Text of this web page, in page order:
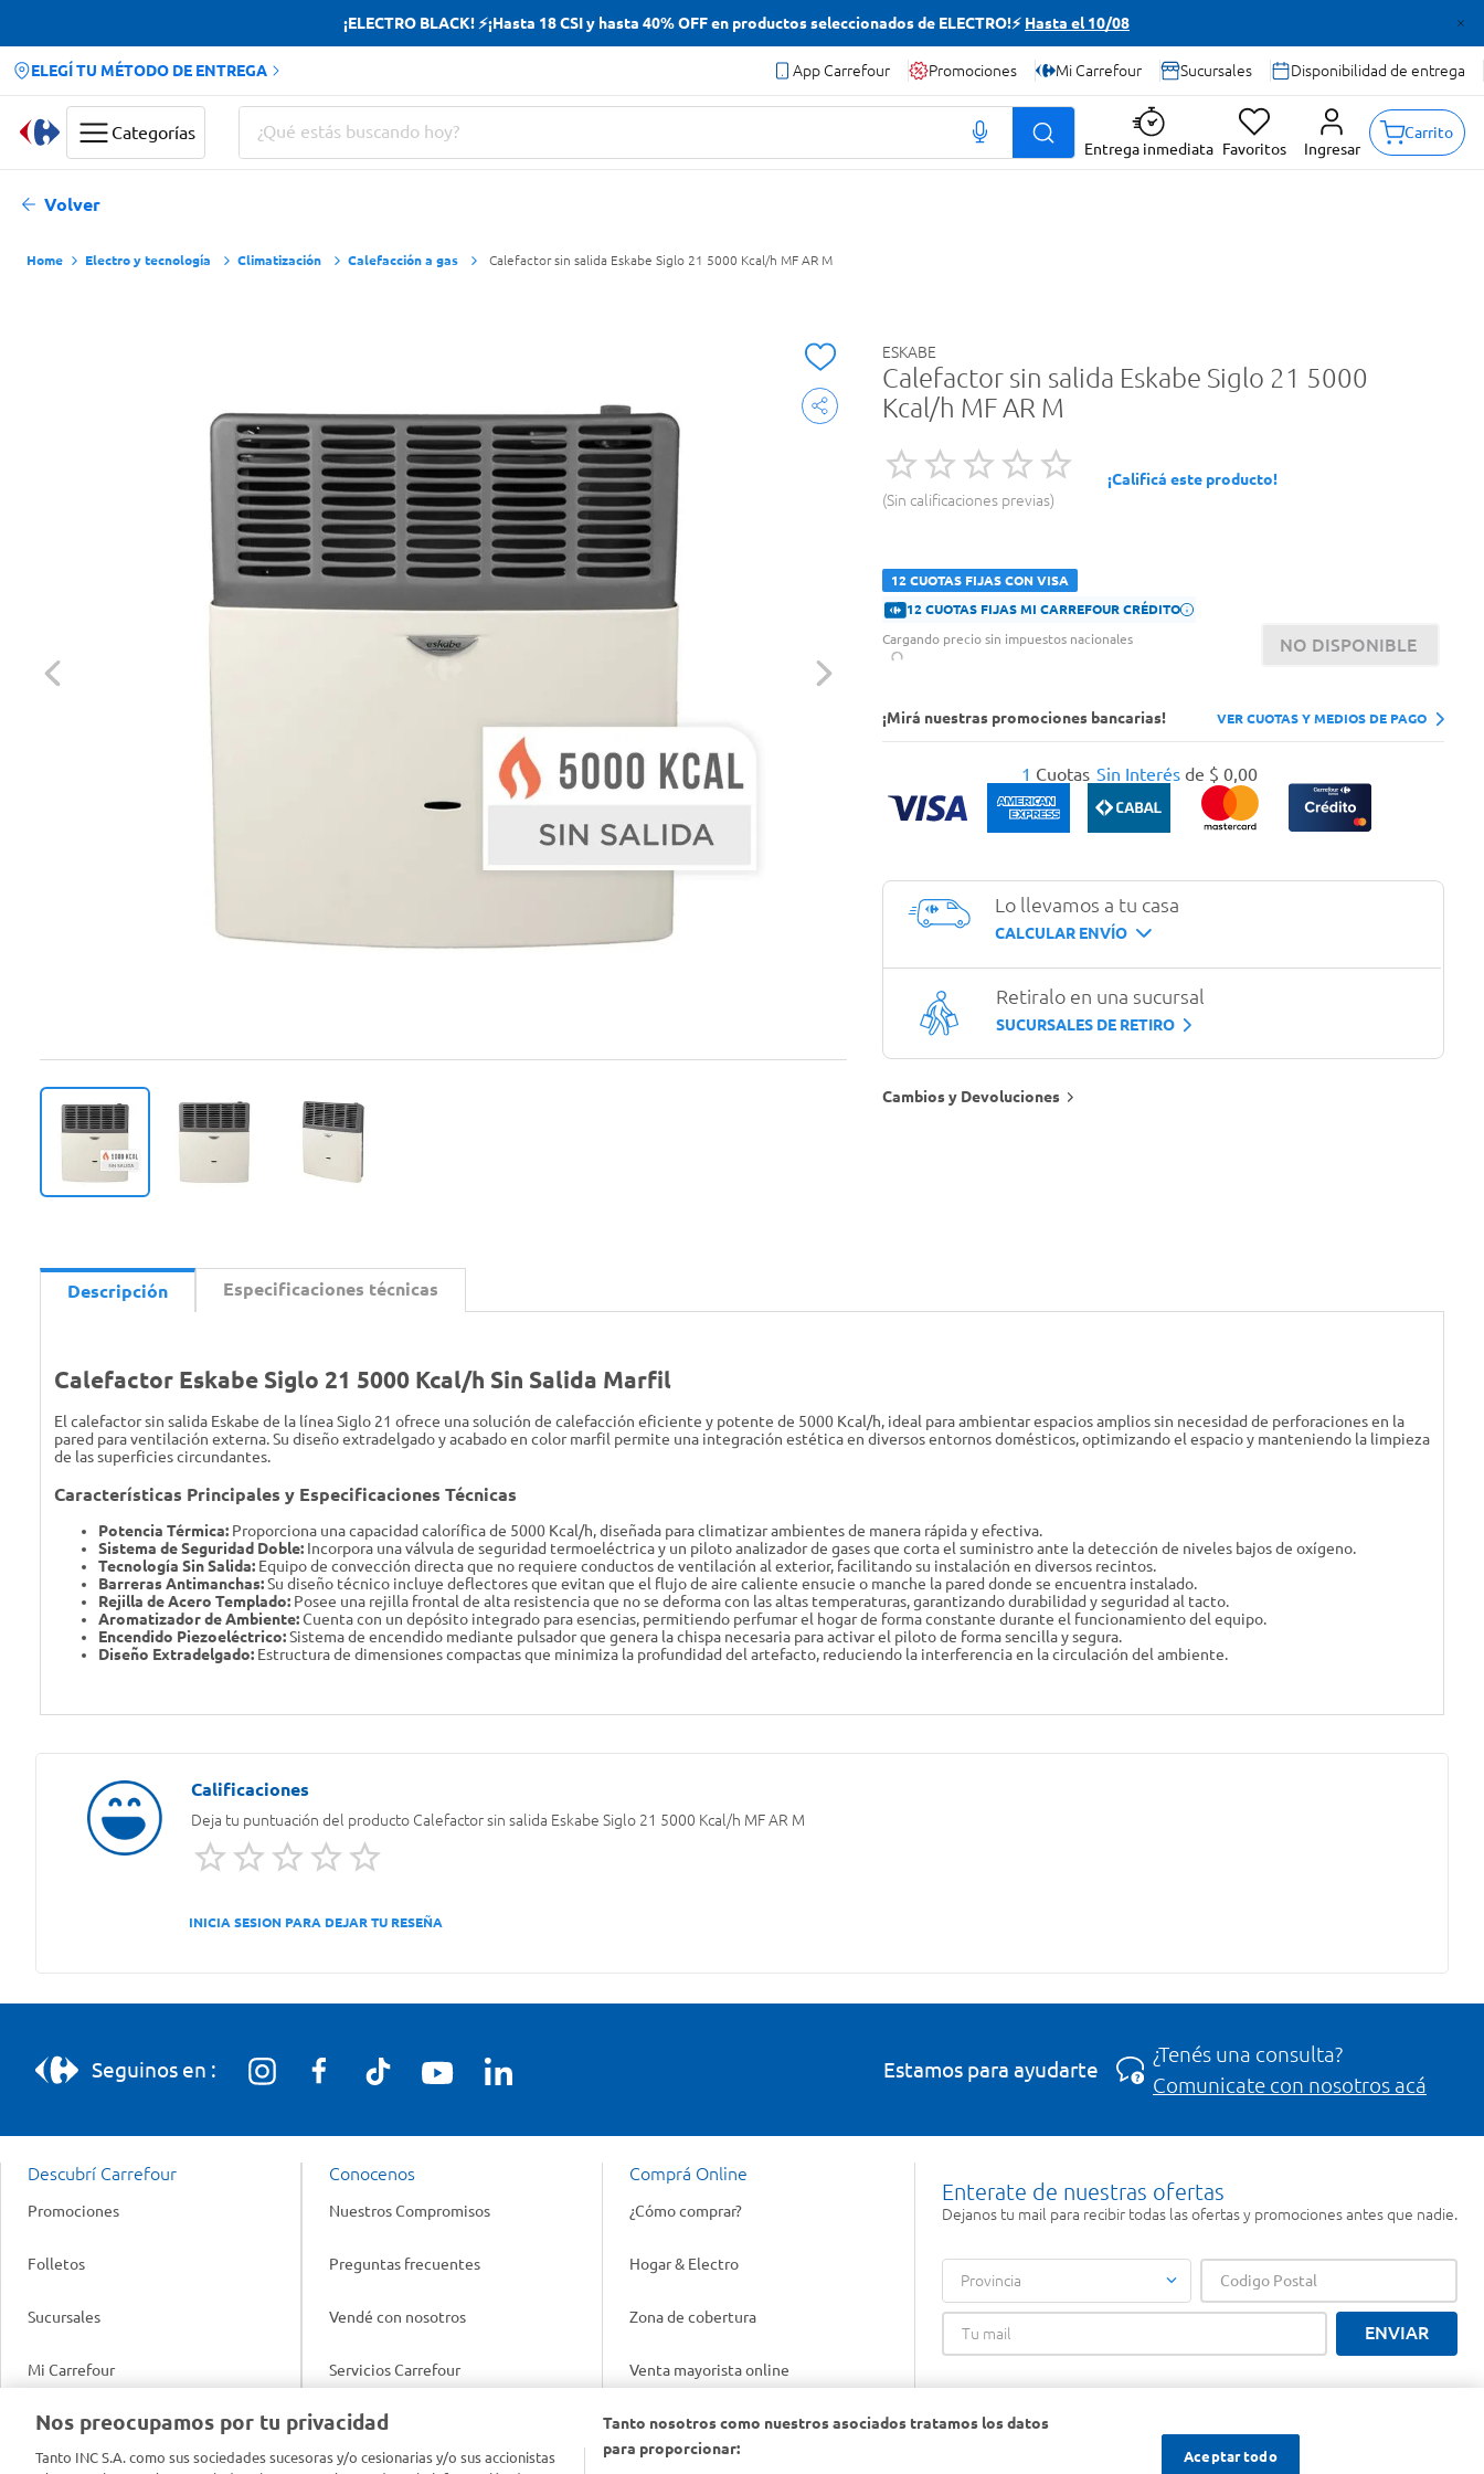
¡ELECTRO BLACK! ⚡¡Hasta 18 CSI y hasta 40% OFF en productos seleccionados de ELECTRO!⚡ Hasta el 10/08
ELEGÍ TU MÉTODO DE ENTREGA App Carrefour Promociones Mi Carrefour Sucursales Disponibilidad de entrega
Categorías
¿Qué estás buscando hoy?
Entrega inmediata Favoritos Ingresar
Carrito
Volver
Electro y tecnología Climatización Calefacción a gas Calefactor sin salida Eskabe Siglo 21 5000 Kcal/h MF AR M
ESKABE
Calefactor sin salida Eskabe Siglo 21 5000
Kcal/h MF AR M
Sin calificaciones previas
¡Calificá este producto!
12 CUOTAS FIJAS CON VISA
12 CUOTAS FIJAS MI CARREFOUR CRÉDITO
Cargando precio sin impuestos nacionales
NO DISPONIBLE
¡Mirá nuestras promociones bancarias! VER CUOTAS Y MEDIOS DE PAGO
1 Cuotas Sin Interésde $ 0,00
Lo llevamos a tu casa
CALCULAR ENVÍO
Retiralo en una sucursal
SUCURSALES DE RETIRO
Cambios y Devoluciones
Descripción Especificaciones técnicas
Calefactor Eskabe Siglo 21 5000 Kcal/h Sin Salida Marfil
El calefactor sin salida Eskabe de la línea Siglo 21 ofrece una solución de calefacción eficiente y potente de 5000 Kcal/h, ideal para ambientar espacios amplios sin necesidad de perforaciones en la
pared para ventilación externa. Su diseño extradelgado y acabado en color marfil permite una integración estética en diversos entornos domésticos, optimizando el espacio y manteniendo la limpieza
de las superficies circundantes.
Características Principales y Especificaciones Técnicas
Potencia Térmica: Proporciona una capacidad calorífica de 5000 Kcal/h, diseñada para climatizar ambientes de manera rápida y efectiva.
Sistema de Seguridad Doble: Incorpora una válvula de seguridad termoeléctrica y un piloto analizador de gases que corta el suministro ante la detección de niveles bajos de oxígeno.
Tecnología Sin Salida: Equipo de convección directa que no requiere conductos de ventilación al exterior, facilitando su instalación en diversos recintos.
Barreras Antimanchas:Su diseño técnico incluye deflectores que evitan que el flujo de aire caliente ensucie o manche la pared donde se encuentra instalado.
Rejilla de Acero Templado: Posee una rejilla frontal de alta resistencia que no se deforma con las altas temperaturas, garantizando durabilidad y seguridad al tacto.
Aromatizador de Ambiente:Cuenta con un depósito integrado para esencias, permitiendo perfumar el hogar de forma constante durante el funcionamiento del equipo.
Encendido Piezoeléctrico:Sistema de encendido mediante pulsador que genera la chispa necesaria para activar el piloto de forma sencilla y segura.
Diseño Extradelgado: Estructura de dimensiones compactas que minimiza la profundidad del artefacto, reduciendo la interferencia en la circulación del ambiente.
Deja tu puntuación del producto Calefactor sin salida Eskabe Siglo 21 5000 Kcal/h MF AR M
INICIA SESION PARA DEJAR TU RESEÑA
Seguinos en : Estamos para ayudarte
¿Tenés una consulta?
Comunicate con nosotros acá
Descubrí Carrefour
Promociones
Folletos
Sucursales
Mi Carrefour
Productos Carrefour
Conocenos
Nuestros Compromisos
Preguntas frecuentes
Vendé con nosotros
Servicios Carrefour
Comprá Online
¿Cómo comprar?
Hogar & Electro
Zona de cobertura
Venta mayorista online
Gift cards empresariales
Enterate de nuestras ofertas
Dejanos tu mail para recibir todas las ofertas y promociones antes que nadie.
Provincia
ENVIAR
Nos preocupamos por tu privacidad
Tanto INC S.A. como sus sociedades sucesoras y/o cesionarias y/o sus accionistas
Tanto nosotros como nuestros asociados tratamos los datos
para proporcionar:
Aceptar todo
Términos más buscados